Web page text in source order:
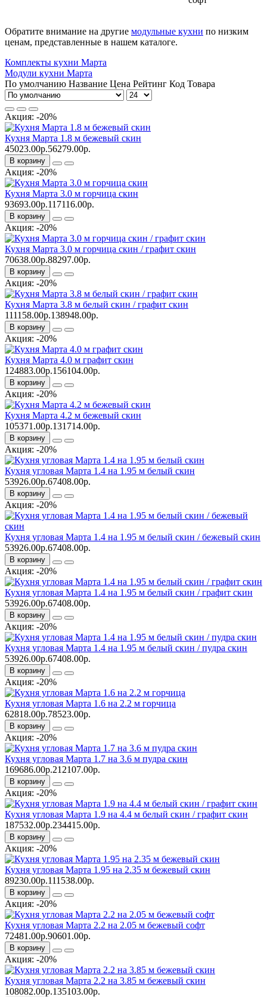
Обратите внимание на другие модульные кухни по низким
ценам, представленные в нашем каталоге.
Комплекты кухни Марта
Модули кухни Марта
По умолчанию Название Цена Рейтинг Код Товара
Акция: -20%
Кухня Марта 1.8 м бежевый скин
45023.00р.56279.00р.
В корзину
Акция: -20%
Кухня Марта 3.0 м горчица скин
93693.00р.117116.00р.
В корзину
Акция: -20%
Кухня Марта 3.0 м горчица скин / графит скин
70638.00р.88297.00р.
В корзину
Акция: -20%
Кухня Марта 3.8 м белый скин / графит скин
111158.00р.138948.00р.
В корзину
Акция: -20%
Кухня Марта 4.0 м графит скин
124883.00р.156104.00р.
В корзину
Акция: -20%
Кухня Марта 4.2 м бежевый скин
105371.00р.131714.00р.
В корзину
Акция: -20%
Кухня угловая Марта 1.4 на 1.95 м белый скин
53926.00р.67408.00р.
В корзину
Акция: -20%
Кухня угловая Марта 1.4 на 1.95 м белый скин / бежевый скин
53926.00р.67408.00р.
В корзину
Акция: -20%
Кухня угловая Марта 1.4 на 1.95 м белый скин / графит скин
53926.00р.67408.00р.
В корзину
Акция: -20%
Кухня угловая Марта 1.4 на 1.95 м белый скин / пудра скин
53926.00р.67408.00р.
В корзину
Акция: -20%
Кухня угловая Марта 1.6 на 2.2 м горчица
62818.00р.78523.00р.
В корзину
Акция: -20%
Кухня угловая Марта 1.7 на 3.6 м пудра скин
169686.00р.212107.00р.
В корзину
Акция: -20%
Кухня угловая Марта 1.9 на 4.4 м белый скин / графит скин
187532.00р.234415.00р.
В корзину
Акция: -20%
Кухня угловая Марта 1.95 на 2.35 м бежевый скин
89230.00р.111538.00р.
В корзину
Акция: -20%
Кухня угловая Марта 2.2 на 2.05 м бежевый софт
72481.00р.90601.00р.
В корзину
Акция: -20%
Кухня угловая Марта 2.2 на 3.85 м бежевый скин
108082.00р.135103.00р.